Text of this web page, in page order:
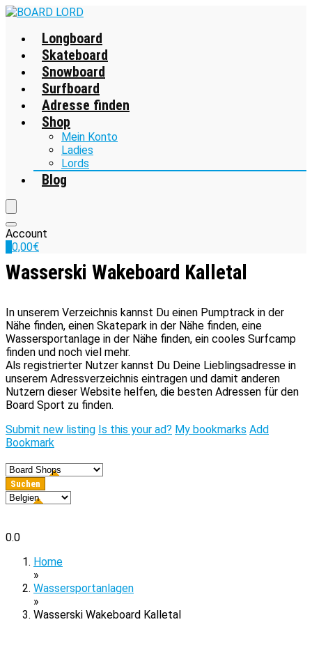
Longboard
Skateboard
Snowboard
Surfboard
Adresse finden
Shop
Mein Konto
Ladies
Lords
Blog
Account
0,00€
Wasserski Wakeboard Kalletal
In unserem Verzeichnis kannst Du einen Pumptrack in der
Nähe finden, einen Skatepark in der Nähe finden, eine
Wassersportanlage in der Nähe finden, ein cooles Surfcamp
finden und noch viel mehr.
Als registrierter Nutzer kannst Du Deine Lieblingsadresse in
unserem Adressverzeichnis eintragen und damit anderen
Nutzern dieser Website helfen, die besten Adressen für den
Board Sport zu finden.
Submit new listing Is this your ad? My bookmarks Add
Bookmark
0.0
Home
»
Wassersportanlagen
»
Wasserski Wakeboard Kalletal